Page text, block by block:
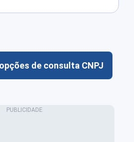
de consulta CNPJ